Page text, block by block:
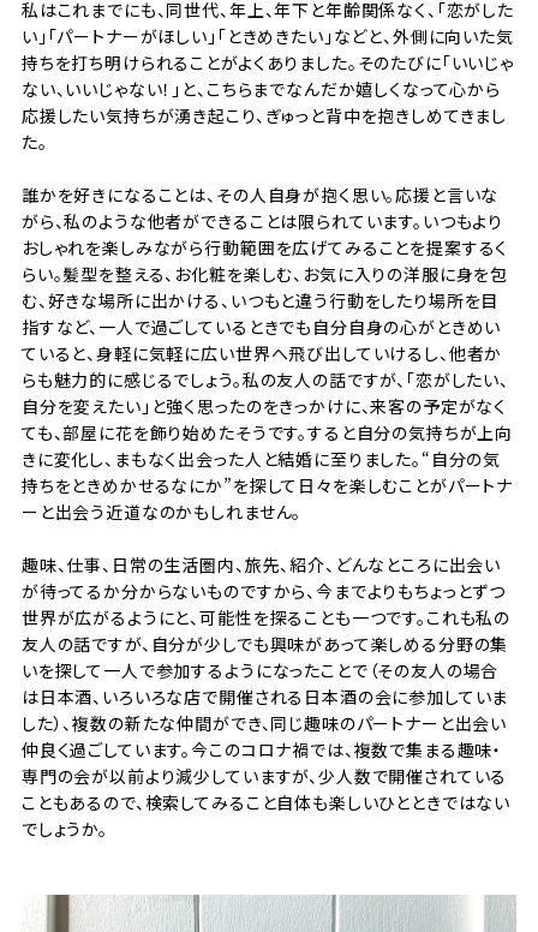
私はこれまでにも、同世代、年上、年下と年齢関係なく、「恋がした
い」「パートナーがほしい」「ときめきたい」などと、外側に向いた気
持ちを打ち明けられることがよくありました。そのたびに「いいじゃ
ない、いいじゃない！」と、こちらまでなんだか嬉しくなって心から
応援したい気持ちが湧き起こり、ぎゅっと背中を抱きしめてきまし
た。
誰かを好きになることは、その人自身が抱く思い。応援と言いな
がら、私のような他者ができることは限られています。いつもより
おしゃれを楽しみながら行動範囲を広げてみることを提案するく
らい。髪型を整える、お化粧を楽しむ、お気に入りの洋服に身を包
む、好きな場所に出かける、いつもと違う行動をしたり場所を目
指すなど、一人で過ごしているときでも自分自身の心がときめい
ていると、身軽に気軽に広い世界へ飛び出していけるし、他者か
らも魅力的に感じるでしょう。私の友人の話ですが、「恋がしたい、
自分を変えたい」と強く思ったのをきっかけに、来客の予定がなく
ても、部屋に花を飾り始めたそうです。すると自分の気持ちが上向
きに変化し、まもなく出会った人と結婚に至りました。“自分の気
持ちをときめかせるなにか”を探して日々を楽しむことがパートナ
ーと出会う近道なのかもしれません。
趣味、仕事、日常の生活圏内、旅先、紹介、どんなところに出会い
が待ってるか分からないものですから、今までよりもちょっとずつ
世界が広がるようにと、可能性を探ることも一つです。これも私の
友人の話ですが、自分が少しでも興味があって楽しめる分野の集
いを探して一人で参加するようになったことで（その友人の場合
は日本酒、いろいろな店で開催される日本酒の会に参加していま
した）、複数の新たな仲間ができ、同じ趣味のパートナーと出会い
仲良く過ごしています。今このコロナ禍では、複数で集まる趣味・
専門の会が以前より減少していますが、少人数で開催されている
こともあるので、検索してみること自体も楽しいひとときではない
でしょうか。